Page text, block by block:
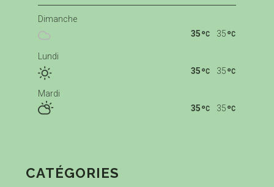
Dimanche
35
35
Lundi
35
35
Mardi
35
35
CATÉGORIES